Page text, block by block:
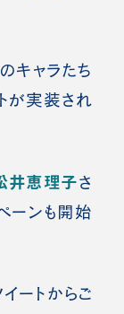
のキャラたち
が実装され
井恵理子さ
ーンも開始
ートからご